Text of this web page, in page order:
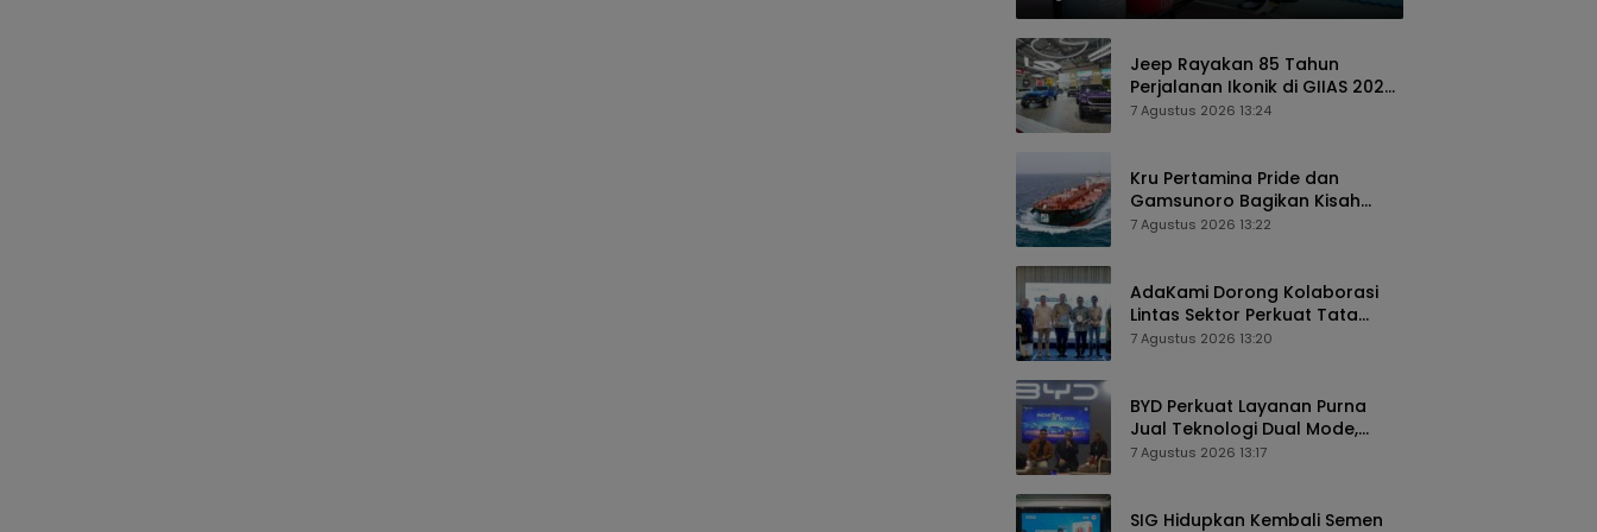
Jeep Rayakan 85 Tahun
Perjalanan Ikonik di GIIAS 2026,
Siapkan Edisi Khusus dan
7 Agustus 2026 13:24
Kru Pertamina Pride dan
Gamsunoro Bagikan Kisah
Menegangkan Melintasi Selat
7 Agustus 2026 13:22
AdaKami Dorong Kolaborasi
Lintas Sektor Perkuat Tata
Kelola Keamanan Siber
7 Agustus 2026 13:20
BYD Perkuat Layanan Purna
Jual Teknologi Dual Mode,
Tawarkan Biaya Perawatan
7 Agustus 2026 13:17
SIG Hidupkan Kembali Semen